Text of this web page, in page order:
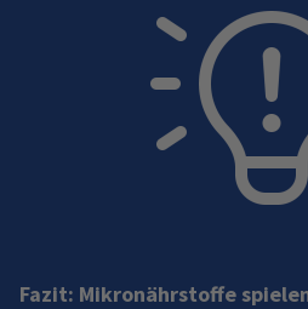
Fazit: Mikronährstoffe